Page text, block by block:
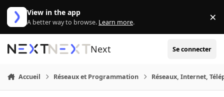
Aller au contenu
View in the app
A better way to browse. Learn more. ×
Next Se connecter
Accueil Réseaux et Programmation Réseaux, Internet,